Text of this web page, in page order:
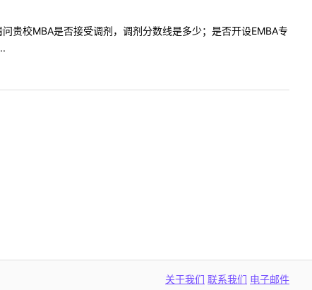
校MBA是否接受调剂，调剂分数线是多少；是否开设EMBA专
关于我们 联系我们 电子邮件